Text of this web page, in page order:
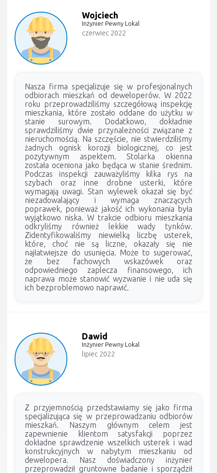
Wojciech
Inżynier Pewny Lokal
czerwiec 2022
Nasza firma specjalizuje się w profesjonalnych
odbiorach mieszkań od deweloperów. W 2022
roku przeprowadziliśmy szczegółową inspekcję
mieszkania, które zostało oddane do użytku w
stanie surowym. Dodatkowo, dokładnie
sprawdziliśmy dwie przynależności związane z
nieruchomością. Na szczęście, nie stwierdziliśmy
żadnych ognisk korozji biologicznej, co jest
pozytywnym aspektem. Stolarka okienna
została oceniona jako będąca w stanie średnim.
Podczas inspekcji zauważyliśmy kilka rys na
szybach oraz inne drobne usterki, które
wymagają uwagi. Stan wylewek okazał się być
niezadowalający i wymaga znaczących
poprawek, ponieważ jakość ich wykonania była
wyjątkowo niska. W trakcie odbioru mieszkania
odkryliśmy również lekkie wady tynków.
Zidentyfikowaliśmy niewielką liczbę usterek,
które, choć nie są liczne, okazały się nie
najłatwiejsze do usunięcia. Może to sugerować,
że bez fachowych wskazówek oraz
odpowiedniego zaplecza finansowego, ich
naprawa może stanowić wyzwanie i nie uda się
ich bezproblemowo naprawić.
Dawid
Inżynier Pewny Lokal
lipiec 2022
Z przyjemnością przedstawiamy się jako firma
specjalizująca się w przeprowadzaniu odbiorów
mieszkań. Naszym głównym celem jest
zapewnienie klientom satysfakcji poprzez
dokładne sprawdzenie wszelkich usterek i wad
konstrukcyjnych w nabytym mieszkaniu od
dewelopera. Nasz doświadczony inżynier
przeprowadził gruntowne badanie i sporządził